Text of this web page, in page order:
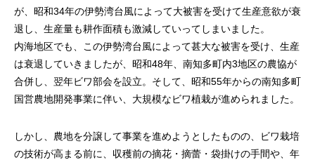
が、昭和34年の伊勢湾台風によって大被害を受けて生産意欲が衰
退し、生産量も耕作面積も激減していってしまいました。
内海地区でも、この伊勢湾台風によって甚大な被害を受け、生産
は衰退していきましたが、昭和48年、南知多町内3地区の農協が
合併し、翌年ビワ部会を設立。そして、昭和55年からの南知多町
国営農地開発事業に伴い、大規模なビワ植栽が進められました。
しかし、農地を分譲して事業を進めようとしたものの、ビワ栽培
の技術が高まる前に、収穫前の摘花・摘蕾・袋掛けの手間や、年